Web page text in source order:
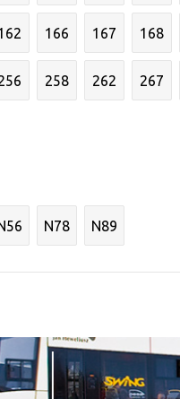
166 167 168
258 262 267
N78 N89